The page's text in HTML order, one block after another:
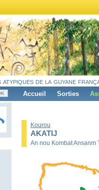
de la guyane
Accueil Sorties
Kourou
AKATIJ
An nou Kombat Ansanm